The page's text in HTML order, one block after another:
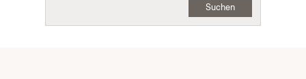
Suchen